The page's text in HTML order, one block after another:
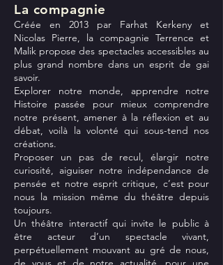
La compagnie
Créée en 2013 par Farhat Kerkeny et
Nicolas Pierre, la compagnie Terrence et
Malik propose des spectacles accessibles au
plus grand nombre dans un esprit de gai
savoir.
Explorer notre monde, apprendre notre
Histoire passée pour mieux comprendre
notre présent, amener à la réflexion et au
débat, voilà la volonté qui sous-tend nos
créations.
Proposer un pas de recul, élargir notre
curiosité, aiguiser notre indépendance de
pensée et notre esprit critique, c’est pour
nous la mission même du théâtre depuis
toujours.
Un théâtre interactif qui invite le public à
être acteur d’un spectacle vivant,
perpétuellement mouvant au gré de nous,